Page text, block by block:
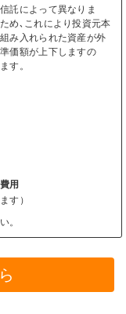
託によって異なりま
め､これにより投資元本
み入れられた資産が外
価額が上下しますの
す。
用
す）
。